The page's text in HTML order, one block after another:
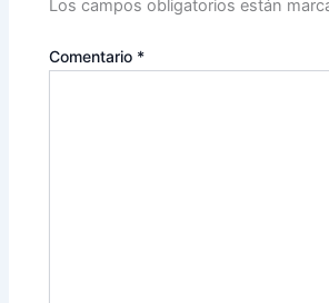
Los campos obligatorios están
Comentario *